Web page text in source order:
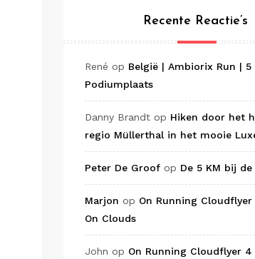
Recente Reactie’s
René op België | Ambiorix Run | 5
Podiumplaats
Danny Brandt op Hiken door het
regio Müllerthal in het mooie
Peter De Groof op De 5 KM bij de
Marjon op On Running
On Clouds
John op On Running Cloudflyer 4